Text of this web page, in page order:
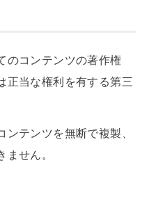
のコンテンツの著作権
正当な権利を有する第三
テンツを無断で複製、
せん。